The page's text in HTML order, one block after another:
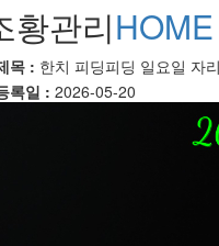
황관리
목 : 한치 피딩피딩 일요일 자
록일 : 2026-05-20